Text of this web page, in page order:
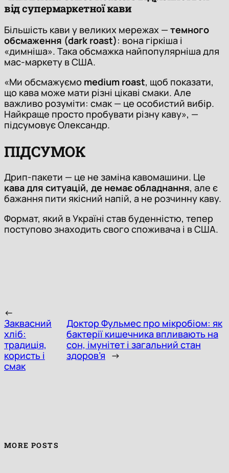
від супермаркетної кави
Більшість кави у великих мережах — темного
обсмаження (dark roast): вона гіркіша і
«димніша». Така обсмажка найпопулярніша для
мас-маркету в США.
«Ми обсмажуємо medium roast, щоб показати,
що кава може мати різні цікаві смаки. Але
важливо розуміти: смак — це особистий вибір.
Найкраще просто пробувати різну каву», —
підсумовує Олександр.
ПІДСУМОК
Дрип-пакети — це не заміна кавомашини. Це
кава для ситуацій, де немає обладнання, але є
бажання пити якісний напій, а не розчинну каву.
Формат, який в Україні став буденністю, тепер
поступово знаходить свого споживача і в США.
←
Заквасний
хліб:
традиція,
користь і
смак
Доктор Фульмес про мікробіом: як
бактерії кишечника впливають на
сон, імунітет і загальний стан
здоров’я →
MORE POSTS